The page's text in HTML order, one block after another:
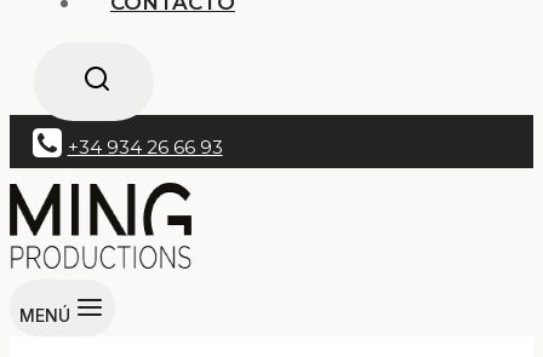
+34 934 26 66 93
MENÚ